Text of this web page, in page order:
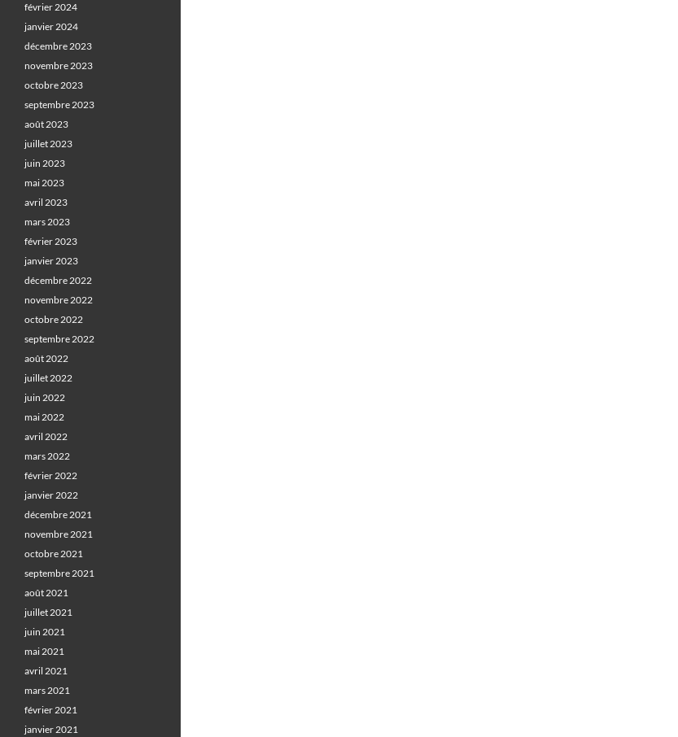
février 2024
janvier 2024
décembre 2023
novembre 2023
octobre 2023
septembre 2023
août 2023
juillet 2023
juin 2023
mai 2023
avril 2023
mars 2023
février 2023
janvier 2023
décembre 2022
novembre 2022
octobre 2022
septembre 2022
août 2022
juillet 2022
juin 2022
mai 2022
avril 2022
mars 2022
février 2022
janvier 2022
décembre 2021
novembre 2021
octobre 2021
septembre 2021
août 2021
juillet 2021
juin 2021
mai 2021
avril 2021
mars 2021
février 2021
janvier 2021